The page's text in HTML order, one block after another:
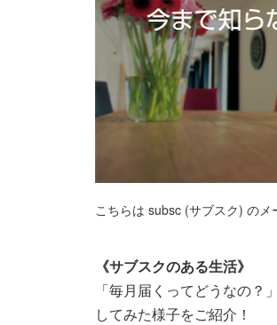
こちらは subsc (サブスク) のメ
《サブスクのある生活》
「毎月届くってどうなの
してみた様子をご紹介！